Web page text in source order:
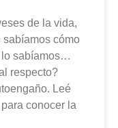
de la vida,
cómo
lo sabíamos…
respecto?
Leé
conocer la